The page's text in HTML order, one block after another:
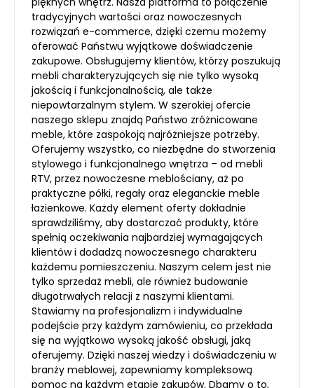
tradycyjnych wartości oraz nowoczesnych
rozwiązań e-commerce, dzięki czemu możemy
oferować Państwu wyjątkowe doświadczenie
zakupowe. Obsługujemy klientów, którzy poszukują
mebli charakteryzujących się nie tylko wysoką
jakością i funkcjonalnością, ale także
niepowtarzalnym stylem. W szerokiej ofercie
naszego sklepu znajdą Państwo zróżnicowane
meble, które zaspokoją najróżniejsze potrzeby.
Oferujemy wszystko, co niezbędne do stworzenia
stylowego i funkcjonalnego wnętrza – od mebli
RTV, przez nowoczesne meblościany, aż po
praktyczne półki, regały oraz eleganckie meble
łazienkowe. Każdy element oferty dokładnie
sprawdziliśmy, aby dostarczać produkty, które
spełnią oczekiwania najbardziej wymagających
klientów i dodadzą nowoczesnego charakteru
każdemu pomieszczeniu. Naszym celem jest nie
tylko sprzedaż mebli, ale również budowanie
długotrwałych relacji z naszymi klientami.
Stawiamy na profesjonalizm i indywidualne
podejście przy każdym zamówieniu, co przekłada
się na wyjątkowo wysoką jakość obsługi, jaką
oferujemy. Dzięki naszej wiedzy i doświadczeniu w
branży meblowej, zapewniamy kompleksową
pomoc na każdym etapie zakupów. Dbamy o to,